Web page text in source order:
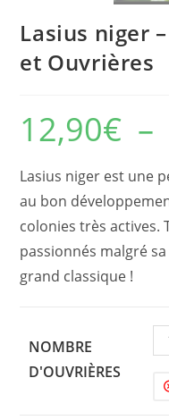
Lasius niger
et Ouvrières
12,90€ –
Lasius niger est une
au bon
colonies très actives.
passionnés malgré
grand classique !
NOMBRE
D'OUVRIÈRES